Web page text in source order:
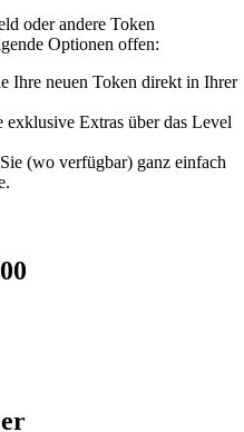
oder andere Token
Optionen offen:
Ihre neuen Token direkt in Ihrer
exklusive Extras über das Level
(wo verfügbar) ganz einfach